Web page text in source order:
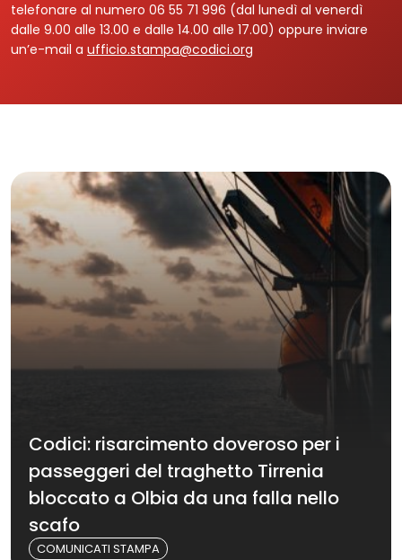
telefonare al numero 06 55 71 996 (dal lunedì al venerdì
dalle 9.00 alle 13.00 e dalle 14.00 alle 17.00) oppure inviare
un’e-mail a ufficio.stampa@codici.org
Codici: risarcimento doveroso per i
passeggeri del traghetto Tirrenia
bloccato a Olbia da una falla nello
scafo
COMUNICATI STAMPA